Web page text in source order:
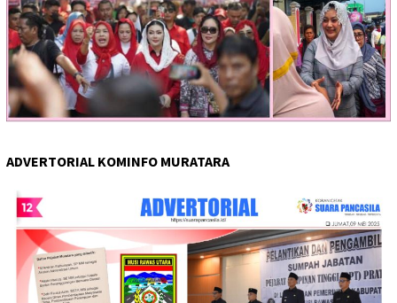
ADVERTORIAL KOMINFO MURATARA